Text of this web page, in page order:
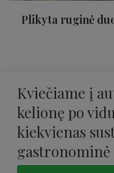
Plikyta ruginė
Kviečiame į
kelionę po
kiekvienas